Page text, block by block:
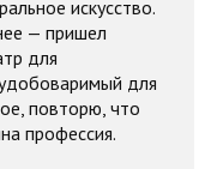
искусство.
— пришел
для
для
повторю, что
профессия.